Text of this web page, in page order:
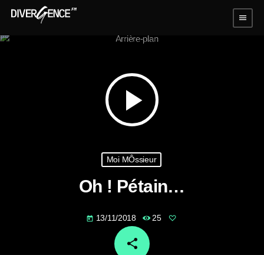
menu
play_arrow
Moi MÔssieur
Oh ! Pétain…
today 13/11/2018 25
share
email